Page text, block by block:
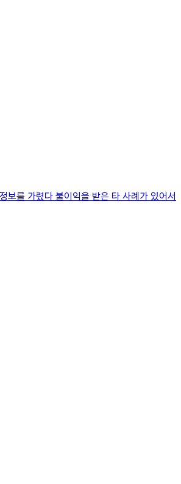
보를 가렸다 불이익을 받은 타 사례가 있어서